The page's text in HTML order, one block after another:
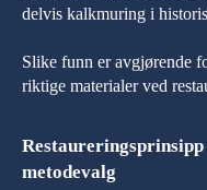
delvis kalkmuring i
Slike funn er avgjørende
riktige materialer ved
metodevalg